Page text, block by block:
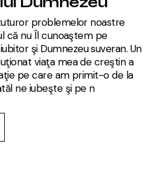
problemelor noastre
că nu Îl cunoaştem pe
şi Dumnezeu suveran. Un
viaţa mea de creştin a
pe care am primit-o de la
ne iubeşte şi pe n